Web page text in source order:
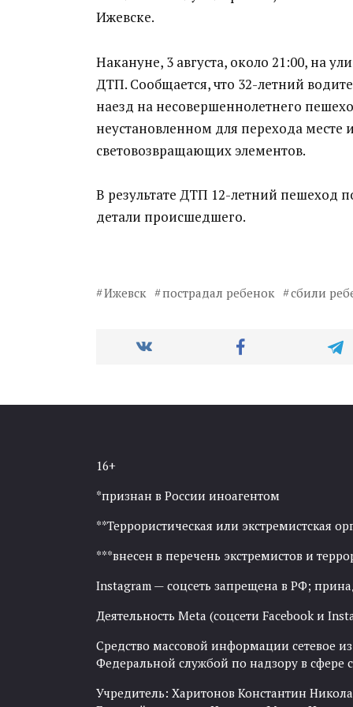
Ижевске.
Накануне, 3 августа, около 21:00, на
ДТП. Сообщается, что 32-летний
наезд на несовершеннолетнего
неустановленном для перехода
световозвращающих элементов.
В результате ДТП 12-летний пешеход
детали происшедшего.
Ижевск пострадал ребенок сбили
16+
*признан в России иноагентом
**Террористическая или экстремистская
***внесен в перечень экстремистов и
Instagram — соцсеть запрещена в РФ;
Деятельность Meta (соцсети Facebook и
Средство массовой информации сетевое
Федеральной службой по надзору в
Учредитель: Харитонов Константин